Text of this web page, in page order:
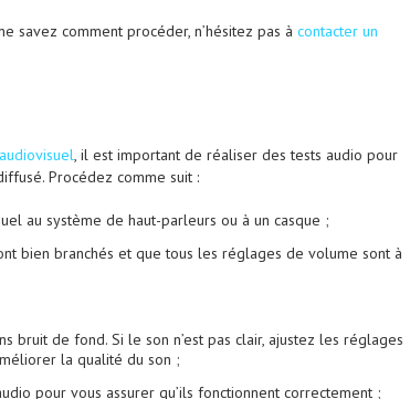
savez comment procéder, n’hésitez pas à contacter un
, il est important de réaliser des tests audio pour
Procédez comme suit :
au système de haut-parleurs ou à un casque ;
bien branchés et que tous les réglages de volume sont à
bruit de fond. Si le son n’est pas clair, ajustez les réglages
la qualité du son ;
pour vous assurer qu’ils fonctionnent correctement ;